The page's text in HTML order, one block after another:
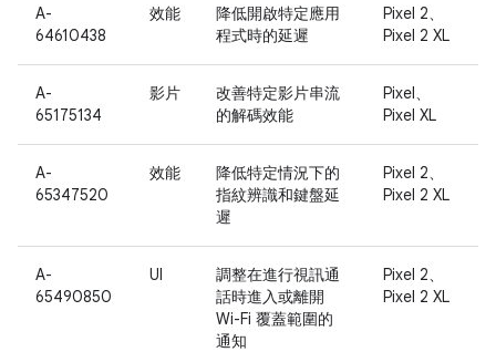
A-
64610438
效能
降低開啟特定應用
程式時的延遲
Pixel 2、
Pixel 2 XL
A-
65175134
影片
改善特定影片串流
的解碼效能
Pixel、
Pixel XL
A-
65347520
效能
降低特定情況下的
指紋辨識和鍵盤延
遲
Pixel 2、
Pixel 2 XL
A-
65490850
UI
調整在進行視訊通
話時進入或離開
Wi-Fi 覆蓋範圍的
通知
Pixel 2、
Pixel 2 XL